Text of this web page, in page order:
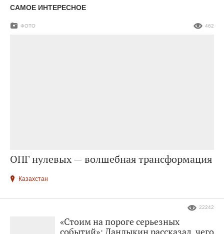
САМОЕ ИНТЕРЕСНОЕ
ОПГ нулевых — волшебная трансформация
ФОТО 462
Казахстан
«Стоим на пороге серьезных
событий»: Дандыкин рассказал, чего
22242